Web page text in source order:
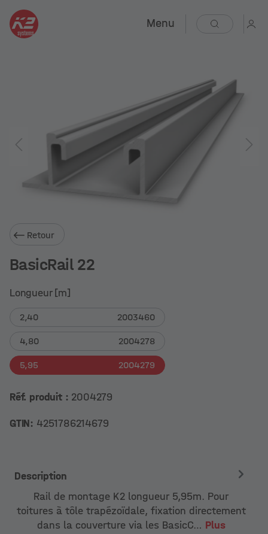
Menu
Retour
BasicRail 22
Longueur [m]
2,40 2003460
4,80 2004278
5,95 2004279
Réf. produit : 2004279
GTIN: 4251786214679
Description
Rail de montage K2 longueur 5,95m. Pour
toitures à tôle trapézoïdale, fixation directement
dans la couverture via les BasicC… Plus